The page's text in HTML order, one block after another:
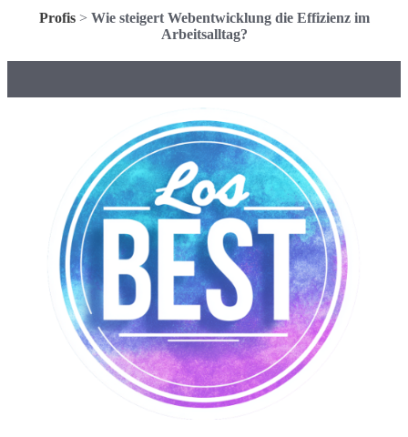
Profis> Wie steigert Webentwicklung die Effizienz im
Arbeitsalltag?